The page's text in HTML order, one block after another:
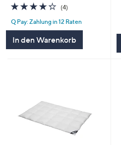
4.2
von
5
(4)4
Q Pay: Zahlung in 12 Raten
In den Warenkorb